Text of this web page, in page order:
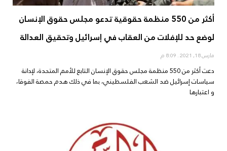
أكثر من 550 منظمة حقوقية تدعو مجلس حقوق الإنسان
لوضع حد للإفلات من العقاب في إسرائيل وتحقيق العدالة
مارس 18, 2021
دعت أكثر من 550 منظمة مجلس حقوق الإنسان التابع للأمم المتحدة، لإدانة
سياسات إسرائيل ضد الشعب الفلسطيني، بما في ذلك هدم حمصة الفوقا،
و اعتبارها